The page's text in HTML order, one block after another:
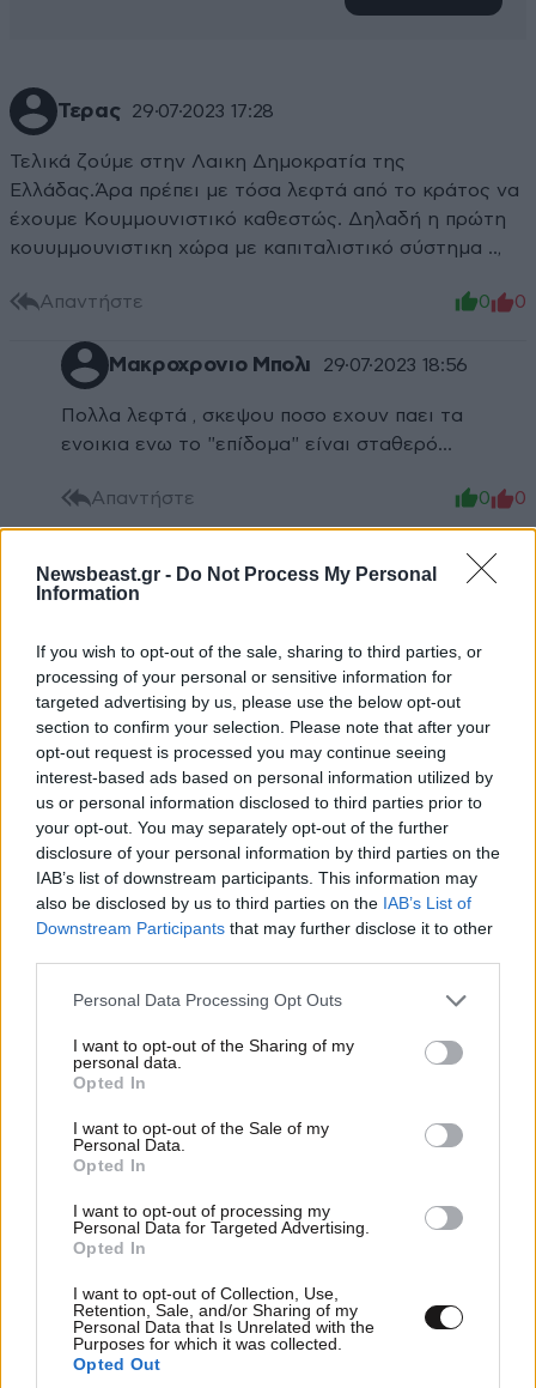
Newsbeast.gr - Do Not Process My Personal
Information
If you wish to opt-out of the sale, sharing to third parties, or
processing of your personal or sensitive information for
targeted advertising by us, please use the below opt-out
section to confirm your selection. Please note that after your
opt-out request is processed you may continue seeing
interest-based ads based on personal information utilized by
us or personal information disclosed to third parties prior to
your opt-out. You may separately opt-out of the further
disclosure of your personal information by third parties on the
IAB’s list of downstream participants. This information may
also be disclosed by us to third parties on the IAB’s List of
Downstream Participants that may further disclose it to other
Please note that this website/app uses one or more Google
not limited to your visit or usage behaviour. You may click to
grant or deny consent to Google and its third-party tags to
use your data for below specified purposes in below Google
consent section.
Personal Data Processing Opt Outs
I want to opt-out of the Sharing of my
personal data.
Opted In
I want to opt-out of the Sale of my
Personal Data.
Opted In
I want to opt-out of processing my
Personal Data for Targeted Advertising.
Opted In
I want to opt-out of Collection, Use,
Retention, Sale, and/or Sharing of my
Personal Data that Is Unrelated with the
Purposes for which it was collected.
Opted Out
Τερας 29·07·2023 17:28
Τελικά ζούμε στην Λαικη Δημοκρατία της
Ελλάδας.Άρα πρέπει με τόσα λεφτά από το κράτος να
έχουμε Κουμμουνιστικό καθεστώς. Δηλαδή η πρώτη
κουυμμουνιστικη χώρα με καπιταλιστικό σύστημα ..,
Απαντήστε 0 0
Μακροχρονιο Μπολι 29·07·2023 18:56
Πολλα λεφτά , σκεψου ποσο εχουν παει τα
ενοικια ενω το "επίδομα" είναι σταθερό...
Απαντήστε 0 0
Μα αυτός ο συνδυασμός ήταν πάντοτε το
αγαπημένο σύστημα των Ελλήνων .
Απαντήστε
Πασοκ 29·07·2023 19:29
Μαθηματα , λαου παθηματα
Απαντήστε